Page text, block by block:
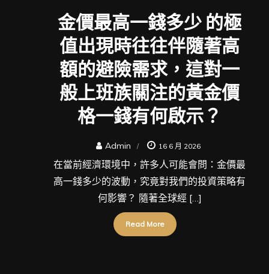
金價最高一錢多少 的極
值出現時往往伴隨著高
額的避險需求，這對一
般上班族關注的黃金價
格一錢有何啟示？
Admin 16 6 月 2026
在當前經濟環境中，許多人可能會問：金價最
高一錢多少的波動，究竟對我們的投資策略有
何影響？ 隨著全球經 […]
Read More